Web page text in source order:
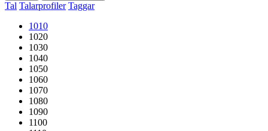
Tal Talarprofiler Taggar
1010
1020
1030
1040
1050
1060
1070
1080
1090
1100